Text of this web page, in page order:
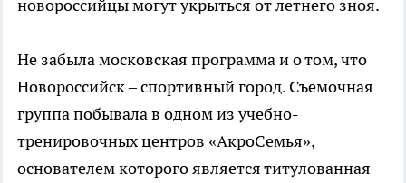
новороссийцы могут укрыться от летнего зноя.
Не забыла московская программа и о том, что
Новороссийск – спортивный город. Съемочная
группа побывала в одном из учебно-
тренировочных центров «АкроСемья»,
основателем которого является титулованная